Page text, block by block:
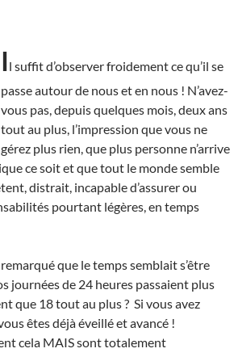
Il suffit d’observer froidement ce qu’il se
passe autour de nous et en nous ! N’avez-
vous pas, depuis quelques mois, deux ans
tout au plus, l’impression que vous ne
gérez plus rien, que plus personne n’arrive
ce soit et que tout le monde semble
distrait, incapable d’assurer ou
pourtant légères, en temps
que le temps semblait s’être
journées de 24 heures passaient plus
que 18 tout au plus ? Si vous avez
êtes déjà éveillé et avancé !
cela MAIS sont totalement